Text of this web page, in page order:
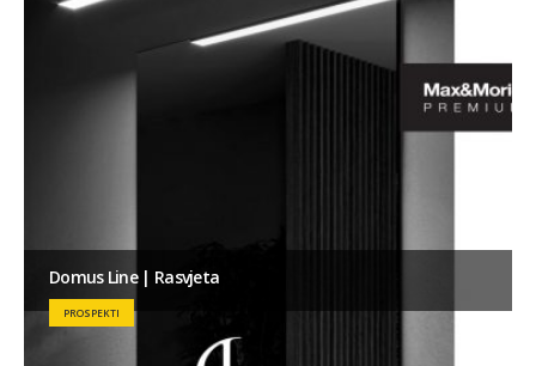
Domus Line | Rasvjeta
PROSPEKTI